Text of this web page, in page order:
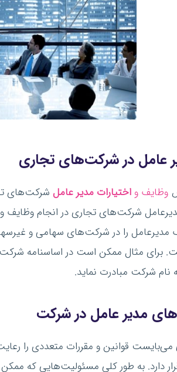
عامل در شرکت‌های تجاری
وظایف و اختیارات مدیرعامل شرکت‌های
شرکت‌های تجاری در انجام وظایف
مدیرعامل را در شرکت‌های سهامی و
برای مثال ممکن است در اساسنامه
نام شرکت مبادرت نماید.
مدیرعامل در شرکت
می‌بایست قوانین و مقررات متعددی را
دارد. به طور کلی مسئولیت‌هایی که